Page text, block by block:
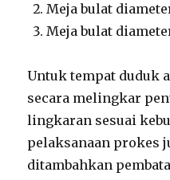
Meja bulat
Meja bulat
Untuk tempat duduk
secara melingkar
lingkaran sesuai
pelaksanaan prokes
ditambahkan